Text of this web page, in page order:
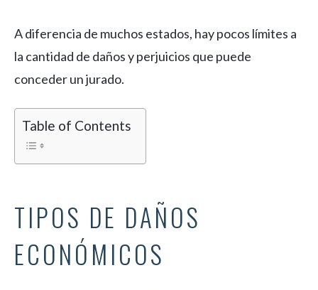
A diferencia de muchos estados, hay pocos límites a
la cantidad de daños y perjuicios que puede
conceder un jurado.
Table of Contents
TIPOS DE DAÑOS
ECONÓMICOS